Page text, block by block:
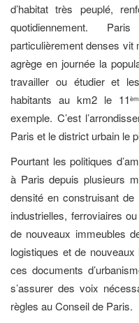
d’habitat très peuplé,
quotidiennement.
particulièrement denses vit
agrège en journée la
travailler ou étudier et
habitants au km2 le 11
exemple. C’est
Paris et le district urbain le
Pourtant les politiques
à Paris depuis plusieurs
densité en construisant
industrielles, ferroviaires
de nouveaux immeubles
logistiques et de
ces documents
s’assurer des voix
règles au Conseil de Paris.